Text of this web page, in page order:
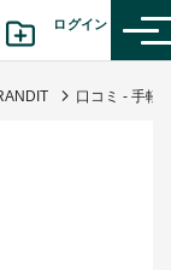
ログイン